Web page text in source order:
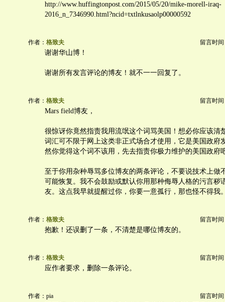
http://www.huffingtonpost.com/2015/05/20/mike-morell-iraq-
2016_n_7346990.html?ncid=txtlnkusaolp00000592
作者： 格致夫 留言时间
谢谢华山博！
谢谢所有发言评论的博友！就不一一回复了。
作者： 格致夫 留言时间
Mars field博友，
很惊讶你竟然指责我用流氓这个词骂美国！想必你应该清
词汇可不限于网上这类非正式场合才使用，它是美国政府
然你觉得这个词不该用，先去指责你极力维护的美国政府
至于你用杂种辱骂多位博友的两条评论，不要说技术上做
可能恢复。我不会鼓励或默认你用那种侮辱人格的污言秽
友。这点我早就提醒过你，你要一意孤行，那也怪不得我
作者： 格致夫 留言时间
抱歉！还误删了一条，不清楚是哪位博友的。
作者： 格致夫 留言时间
应作者要求，删除一条评论。
作者：pia 留言时间